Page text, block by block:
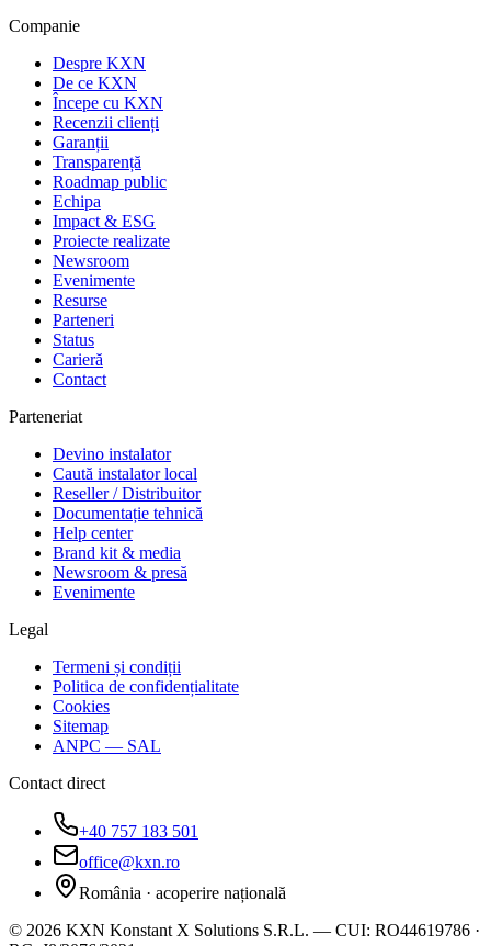
Companie
Despre KXN
De ce KXN
Începe cu KXN
Recenzii clienți
Garanții
Transparență
Roadmap public
Echipa
Impact & ESG
Proiecte realizate
Newsroom
Evenimente
Resurse
Parteneri
Status
Carieră
Contact
Parteneriat
Devino instalator
Caută instalator local
Reseller / Distribuitor
Documentație tehnică
Help center
Brand kit & media
Newsroom & presă
Evenimente
Legal
Termeni și condiții
Politica de confidențialitate
Cookies
Sitemap
ANPC — SAL
Contact direct
+40 757 183 501
office@kxn.ro
România · acoperire națională
© 2026 KXN Konstant X Solutions S.R.L. — CUI: RO44619786 ·